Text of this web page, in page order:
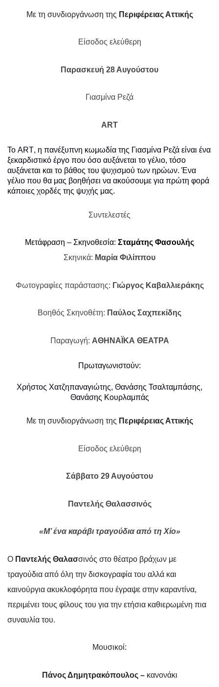
Με τη συνδιοργάνωση της Περιφέρειας Αττικής
Είσοδος ελεύθερη
Παρασκευή 28 Αυγούστου
Γιασμίνα Ρεζά
ART
Το ART, η πανέξυπνη κωμωδία της Γιασμίνα Ρεζά είναι ένα
ξεκαρδιστικό έργο που όσο αυξάνεται το γέλιο, τόσο
αυξάνεται και το βάθος του ψυχισμού των ηρώων. Ένα
γέλιο που θα μας βοηθήσει να ακούσουμε για πρώτη φορά
κάποιες χορδές της ψυχής μας.
Συντελεστές
Μετάφραση – Σκηνοθεσία: Σταμάτης Φασουλής
Σκηνικά: Μαρία Φιλίππου
Φωτογραφίες παράστασης: Γιώργος Καβαλλιεράκης
Βοηθός Σκηνοθέτη: Παύλος Σαχπεκίδης
Παραγωγή: ΑΘΗΝΑΪΚΑ ΘΕΑΤΡΑ
Πρωταγωνιστούν:
Χρήστος Χατζηπαναγιώτης, Θανάσης Τσαλταμπάσης,
Θανάσης Κουρλαμπάς
Με τη συνδιοργάνωση της Περιφέρειας Αττικής
Είσοδος ελεύθερη
Σάββατο 29 Αυγούστου
Παντελής Θαλασσινός
«Μ’ ένα καράβι τραγούδια από τη Χίο»
Ο Παντελής Θαλασσινός στο θέατρο βράχων με
τραγούδια από όλη την δισκογραφία του αλλά και
καινούργια ακυκλοφόρητα που έγραψε στην καραντίνα,
περιμένει τους φίλους του για την ετήσια καθιερωμένη πια
συναυλία του.
Μουσικοί:
Πάνος Δημητρακόπουλος – κανονάκι